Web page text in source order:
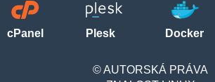
cPanel Plesk Docker
© AUTORSKÁ PRÁVA